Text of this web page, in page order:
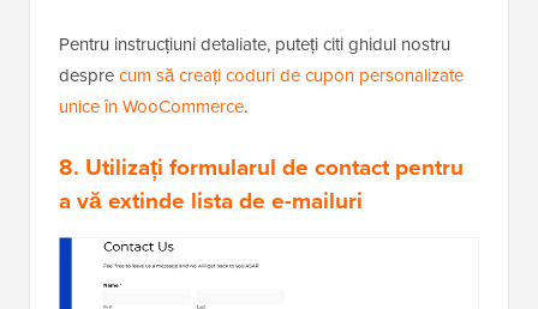
Pentru instrucțiuni detaliate, puteți citi ghidul nostru
desprecum să creați coduri de cupon personalizate
unice în WooCommerce.
8. Utilizați formularul de contact pentru
a vă extinde lista de e-mailuri